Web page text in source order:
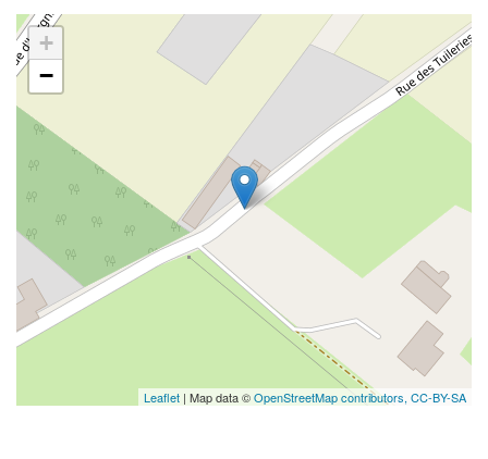
+
−
Leaflet | Map data ©OpenStreetMap contributors, CC-BY-SA